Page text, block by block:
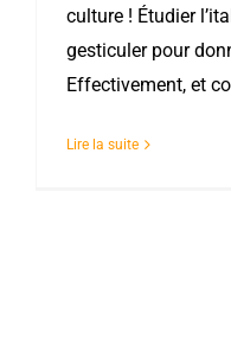
culture ! Étudier
gesticuler pour
Effectivement, et
Lire la suite